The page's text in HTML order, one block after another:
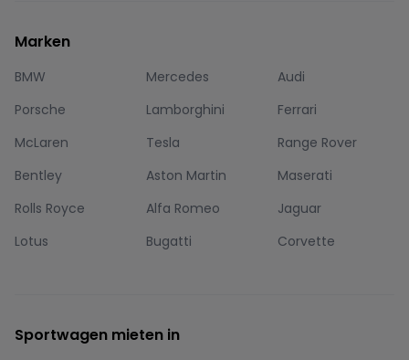
Marken
BMW Mercedes
Audi
Porsche
Lamborghini
Ferrari
McLaren
Tesla
Range Rover
Bentley
Aston Martin
Maserati
Rolls Royce
Alfa Romeo
Jaguar
Lotus
Bugatti Corvette
Sportwagen mieten in